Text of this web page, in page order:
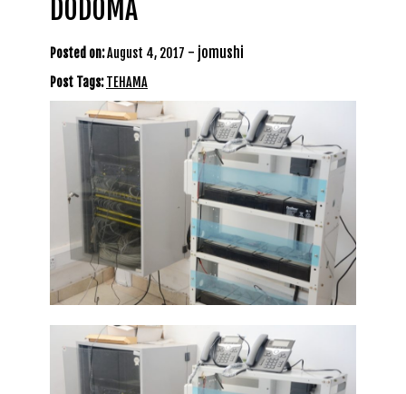
DODOMA
Posted on:August 4, 2017 - jomushi
Post Tags:TEHAMA